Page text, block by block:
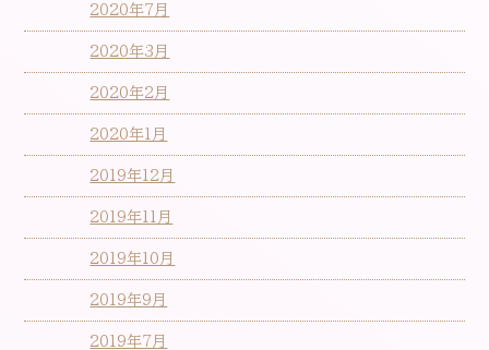
2020年7月
2020年3月
2020年2月
2020年1月
2019年12月
2019年11月
2019年10月
2019年9月
2019年7月